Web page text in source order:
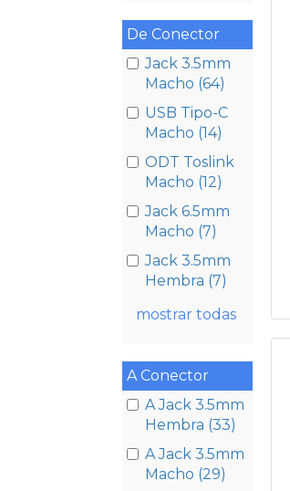
De Conector
Jack 3.5mm
Macho (64)
USB Tipo-C
Macho (14)
ODT Toslink
Macho (12)
Jack 6.5mm
Macho (7)
Jack 3.5mm
Hembra (7)
mostrar todas
A Conector
A Jack 3.5mm
Hembra (33)
A Jack 3.5mm
Macho (29)